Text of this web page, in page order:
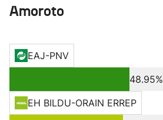
Amoroto
EAJ-PNV
48.95%
EH BILDU-ORAIN ERREP